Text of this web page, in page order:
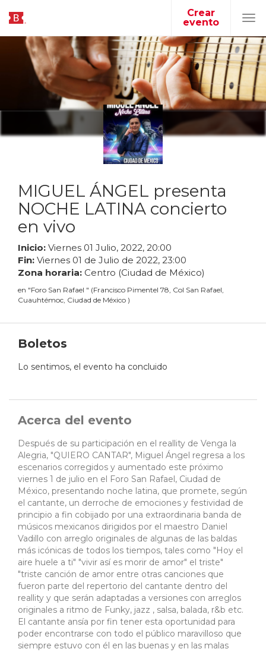
Crear
evento
MIGUEL ÁNGEL presenta
NOCHE LATINA concierto
en vivo
Inicio: Viernes 01 Julio, 2022, 20:00
Fin: Viernes 01 de Julio de 2022, 23:00
Zona horaria: Centro (Ciudad de México)
en "Foro San Rafael " (Francisco Pimentel 78, Col San Rafael,
Cuauhtémoc, Ciudad de México )
Boletos
Lo sentimos, el evento ha concluido
Acerca del evento
Después de su participación en el reallity de Venga la
Alegria, "QUIERO CANTAR", Miguel Ángel regresa a los
escenarios corregidos y aumentado este próximo
viernes 1 de julio en el Foro San Rafael, Ciudad de
México, presentando noche latina, que promete, según
el cantante, un derroche de emociones y festividad de
principio a fin cobijado por una extraordinaria banda de
músicos mexicanos dirigidos por el maestro Daniel
Vadillo con arreglo originales de algunas de las baldas
más icónicas de todos los tiempos, tales como "Hoy el
aire huele a ti" "vivir así es morir de amor" el triste"
"triste canción de amor entre otras canciones que
fueron parte del repertorio del cantante dentro del
reallity y que serán adaptadas a versiones con arreglos
originales a ritmo de Funky, jazz , salsa, balada, r&b etc.
El cantante ansía por fin tener esta oportunidad para
poder encontrarse con todo el público maravilloso que
siempre estuvo con él en las buenas y en las malas